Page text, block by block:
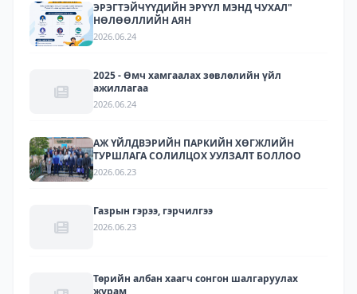
ЭРЭГТЭЙЧҮҮДИЙН ЭРҮҮЛ МЭНД ЧУХАЛ"
НӨЛӨӨЛЛИЙН АЯН
2026.06.24
2025 - Өмч хамгаалах зөвлөлийн үйл
ажиллагаа
2026.06.24
АЖ ҮЙЛДВЭРИЙН ПАРКИЙН ХӨГЖЛИЙН
ТУРШЛАГА СОЛИЛЦОХ УУЛЗАЛТ БОЛЛОО
2026.06.23
Газрын гэрээ, гэрчилгээ
2026.06.23
Төрийн албан хаагч сонгон шалгаруулах